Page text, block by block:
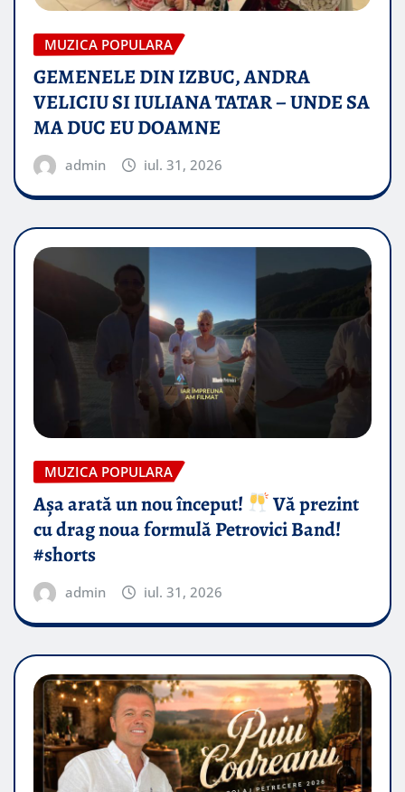
MUZICA POPULARA
GEMENELE DIN IZBUC, ANDRA
VELICIU SI IULIANA TATAR – UNDE SA
MA DUC EU DOAMNE
admin iul. 31, 2026
MUZICA POPULARA
Așa arată un nou început!
Vă prezint
cu drag noua formulă Petrovici Band!
#shorts
admin iul. 31, 2026